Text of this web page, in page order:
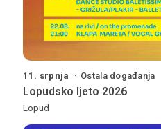
11. srpnja Ostala događanja
Lopudsko ljeto 2026
Lopud